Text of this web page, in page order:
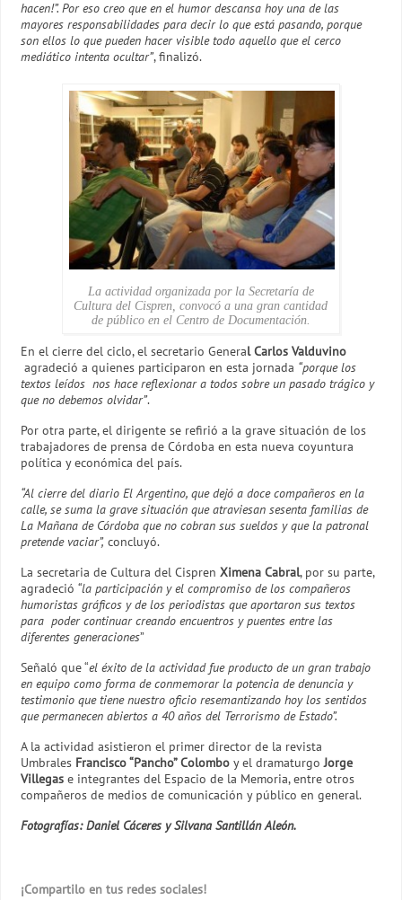
hacen!”. Por eso creo que en el humor descansa hoy una de las
mayores responsabilidades para decir lo que está pasando, porque
son ellos lo que pueden hacer visible todo aquello que el cerco
mediático intenta ocultar”, finalizó.
La actividad organizada por la Secretaría de
Cultura del Cispren, convocó a una gran cantidad
de público en el Centro de Documentación.
En el cierre del ciclo, el secretario General Carlos Valduvino
agradeció a quienes participaron en esta jornada “porque los
textos leídos nos hace reflexionar a todos sobre un pasado trágico y
que no debemos olvidar”.
Por otra parte, el dirigente se refirió a la grave situación de los
trabajadores de prensa de Córdoba en esta nueva coyuntura
política y económica del país.
“Al cierre del diario El Argentino, que dejó a doce compañeros en la
calle, se suma la grave situación que atraviesan sesenta familias de
La Mañana de Córdoba que no cobran sus sueldos y que la patronal
pretende vaciar”, concluyó.
La secretaria de Cultura del CisprenXimena Cabral, por su parte,
agradeció “la participación y el compromiso de los compañeros
humoristas gráficos y de los periodistas que aportaron sus textos
para poder continuar creando encuentros y puentes entre las
diferentes generaciones”
Señaló que “el éxito de la actividad fue producto de un gran trabajo
en equipo como forma de conmemorar la potencia de denuncia y
testimonio que tiene nuestro oficio resemantizando hoy los sentidos
que permanecen abiertos a 40 años del Terrorismo de Estado”.
A la actividad asistieron el primer director de la revista
Umbrales Francisco “Pancho” Colombo y el dramaturgo Jorge
Villegas e integrantes del Espacio de la Memoria, entre otros
compañeros de medios de comunicación y público en general.
Fotografías: Daniel Cáceres y Silvana Santillán Aleón.
¡Compartilo en tus redes sociales!